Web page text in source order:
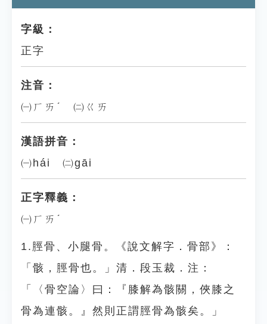
字級：
正字
注音：
㈠ㄏㄞˊ ㈡ㄍㄞ
漢語拼音：
㈠hái ㈡gāi
正字釋義：
㈠ㄏㄞˊ
1.脛骨、小腿骨。《說文解字．骨部》：
「骸，脛骨也。」清．段玉裁．注：
「〈骨空論〉曰：『膝解為骸關，俠膝之
骨為連骸。』然則正謂脛骨為骸矣。」